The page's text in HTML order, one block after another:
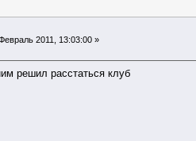
2011, 13:03:00 »
решил расстаться клуб